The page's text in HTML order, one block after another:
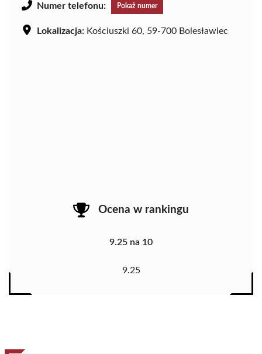
Numer telefonu: Pokaż numer
Lokalizacja: Kościuszki 60, 59-700 Bolesławiec
Ocena w rankingu
9.25 na 10
9.25